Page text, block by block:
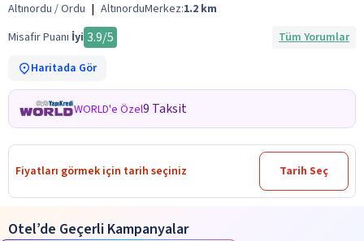
Altınordu / Ordu | AltınorduMerkez:1.2 km
Misafir Puanı İyi 3.9/5
Tüm Yorumlar
Haritada Gör
WORLD'e Özel9 Taksit
Fiyatları görmek için tarih seçiniz Tarih Seç
Otel’de Geçerli Kampanyalar